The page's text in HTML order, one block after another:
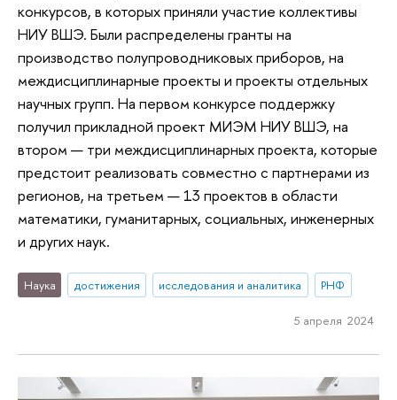
конкурсов, в которых приняли участие коллективы
НИУ ВШЭ. Были распределены гранты на
производство полупроводниковых приборов, на
междисциплинарные проекты и проекты отдельных
научных групп. На первом конкурсе поддержку
получил прикладной проект МИЭМ НИУ ВШЭ, на
втором — три междисциплинарных проекта, которые
предстоит реализовать совместно с партнерами из
регионов, на третьем — 13 проектов в области
математики, гуманитарных, социальных, инженерных
и других наук.
Наука достижения исследования и аналитика РНФ
5 апреля 2024